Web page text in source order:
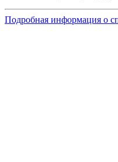
Подробная информация о